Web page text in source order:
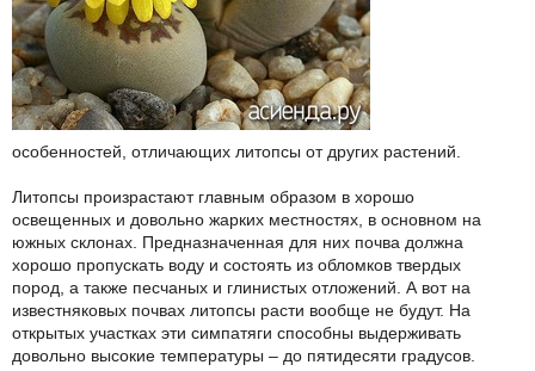
особенностей, отличающих литопсы от других растений.
Литопсы произрастают главным образом в хорошо
освещенных и довольно жарких местностях, в основном на
южных склонах. Предназначенная для них почва должна
хорошо пропускать воду и состоять из обломков твердых
пород, а также песчаных и глинистых отложений. А вот на
известняковых почвах литопсы расти вообще не будут. На
открытых участках эти симпатяги способны выдерживать
довольно высокие температуры – до пятидесяти градусов.